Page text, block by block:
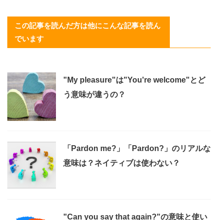
この記事を読んだ方は他にこんな記事を読ん
でいます
"My pleasure"は"You're welcome"とど
う意味が違うの？
「Pardon me?」「Pardon?」のリアルな
意味は？ネイティブは使わない？
"Can you say that again?"の意味と使い